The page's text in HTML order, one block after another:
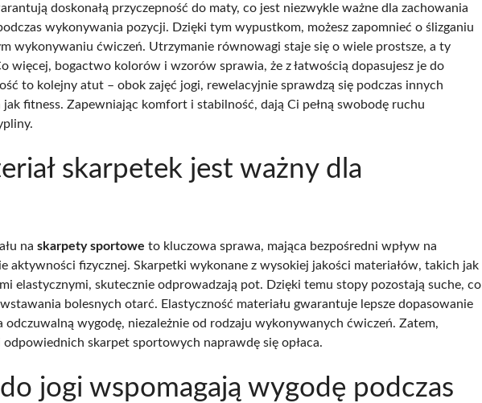
doskonałą przyczepność do maty, co jest niezwykle ważne dla zachowania
wykonywania pozycji. Dzięki tym wypustkom, możesz zapomnieć o ślizganiu
wykonywaniu ćwiczeń. Utrzymanie równowagi staje się o wiele prostsze, a ty
więcej, bogactwo kolorów i wzorów sprawia, że z łatwością dopasujesz je do
to kolejny atut – obok zajęć jogi, rewelacyjnie sprawdzą się podczas innych
fitness. Zapewniając komfort i stabilność, dają Ci pełną swobodę ruchu
skarpetek jest ważny dla
na skarpety sportowe to kluczowa sprawa, mająca bezpośredni wpływ na
aktywności fizycznej. Skarpetki wykonane z wysokiej jakości materiałów, takich jak
elastycznymi, skutecznie odprowadzają pot. Dzięki temu stopy pozostają suche, co
bolesnych otarć. Elastyczność materiału gwarantuje lepsze dopasowanie
odczuwalną wygodę, niezależnie od rodzaju wykonywanych ćwiczeń. Zatem,
skarpet sportowych naprawdę się opłaca.
jogi wspomagają wygodę podczas